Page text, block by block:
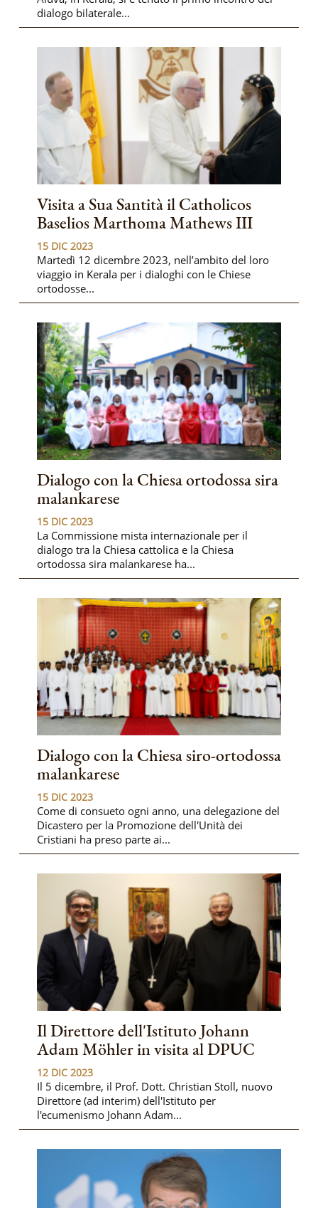
dialogo bilaterale...
Visita a Sua Santità il Catholicos
Baselios Marthoma Mathews III
15 DIC 2023
Martedì 12 dicembre 2023, nell’ambito del loro
viaggio in Kerala per i dialoghi con le Chiese
ortodosse...
Dialogo con la Chiesa ortodossa sira
malankarese
15 DIC 2023
La Commissione mista internazionale per il
dialogo tra la Chiesa cattolica e la Chiesa
ortodossa sira malankarese ha...
Dialogo con la Chiesa siro-ortodossa
malankarese
15 DIC 2023
Come di consueto ogni anno, una delegazione del
Dicastero per la Promozione dell'Unità dei
Cristiani ha preso parte ai...
Il Direttore dell'Istituto Johann
Adam Möhler in visita al DPUC
12 DIC 2023
Il 5 dicembre, il Prof. Dott. Christian Stoll, nuovo
Direttore (ad interim) dell'Istituto per
l'ecumenismo Johann Adam...